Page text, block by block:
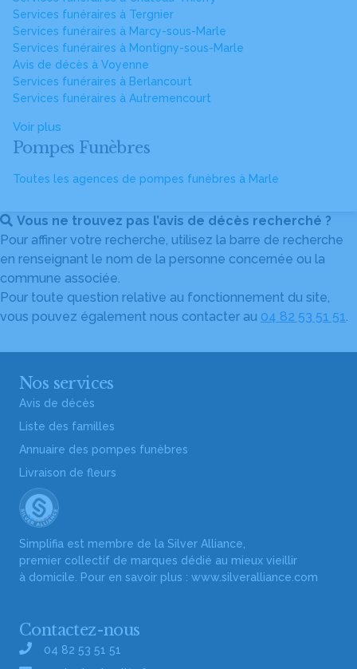
Services funéraires à Tergnier
Services funéraires à Marcy-sous-Marle
Services funéraires à Montigny-sous-Marle
Avis de décès à Voyenne
Services funéraires à Berlancourt
Services funéraires à Autremencourt
Voir plus
Pompes Funèbres
Toutes les agences de pompes funèbres à Marle
Vous ne trouvez pas l’avis de décès recherché ?
Pour affiner votre recherche, utilisez la barre de recherche
en renseignant le nom de la personne concernée ou la
commune associée.
Pour toute question relative au fonctionnement du site,
vous pouvez également nous contacter au 04 82 53 51 51.
Nos services
Avis de décès
Liste des familles
Annuaire des pompes funèbres
Livraison de fleurs
Simplifia est membre de la Silver Alliance,
premier collectif de marques dédié au mieux vieillir
à domicile. Pour en savoir plus : www.silveralliance.com
Contactez-nous
04 82 53 51 51